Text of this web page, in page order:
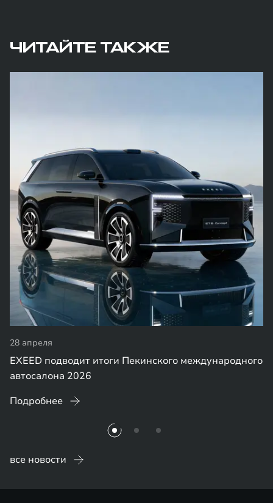
ЧИТАЙТЕ ТАКЖЕ
28 апреля
EXEED подводит итоги Пекинского международного
автосалона 2026
Подробнее
все новости